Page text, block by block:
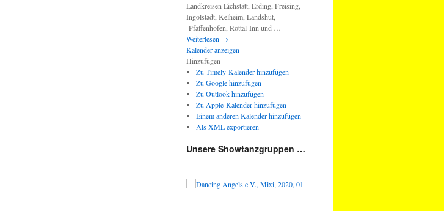
Landkreisen Eichstätt, Erding, Freising,
Ingolstadt, Kelheim, Landshut,
Pfaffenhofen, Rottal-Inn und …
Weiterlesen →
Kalender anzeigen
Hinzufügen
Zu Timely-Kalender hinzufügen
Zu Google hinzufügen
Zu Outlook hinzufügen
Zu Apple-Kalender hinzufügen
Einem anderen Kalender hinzufügen
Als XML exportieren
Unsere Showtanzgruppen …